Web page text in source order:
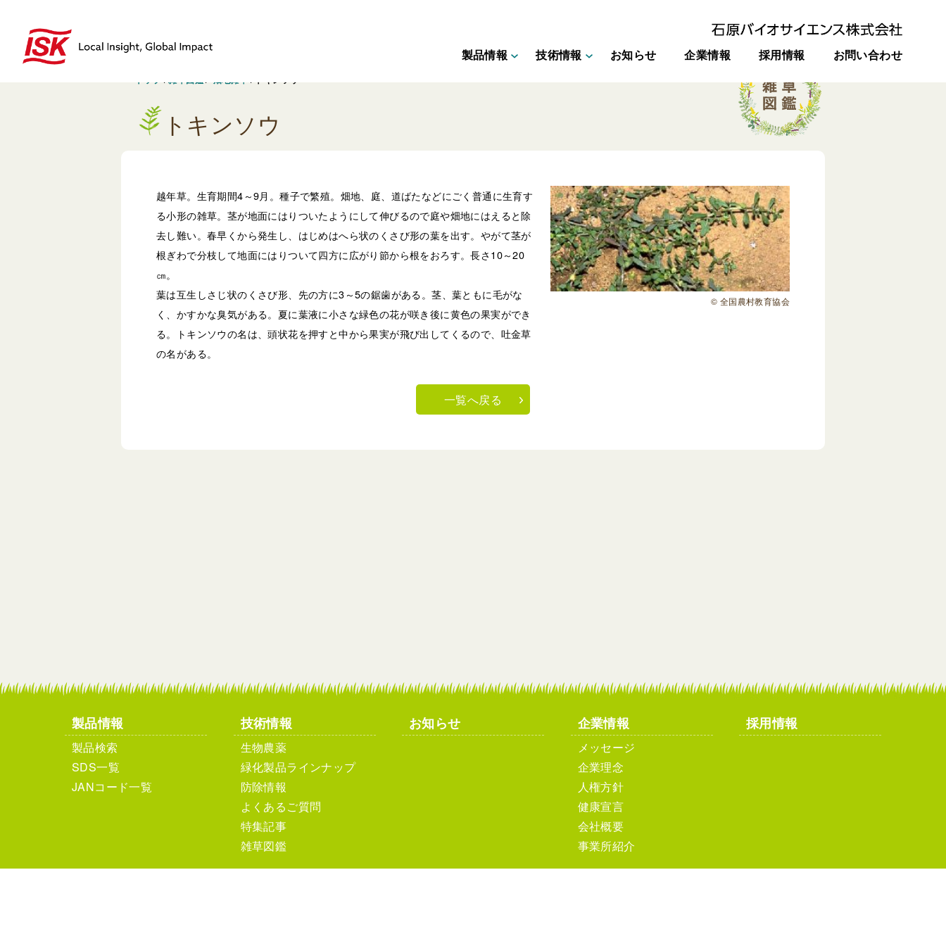
製品情報 技術情報 お知らせ 企業情報 採用情報 お問い合わせ
トップ /雑草図鑑/ 畑地雑草 / トキンソウ
トキンソウ
© 全国農村教育協会
越年草。生育期間4～9月。種子で繁殖。畑地、庭、道ばたなどにごく普通に生育す
る小形の雑草。茎が地面にはりついたようにして伸びるので庭や畑地にはえると除
去し難い。春早くから発生し、はじめはへら状のくさび形の葉を出す。やがて茎が
根ぎわで分枝して地面にはりついて四方に広がり節から根をおろす。長さ10～20
㎝。
葉は互生しさじ状のくさび形、先の方に3～5の鋸歯がある。茎、葉ともに毛がな
く、かすかな臭気がある。夏に葉液に小さな緑色の花が咲き後に黄色の果実ができ
る。トキンソウの名は、頭状花を押すと中から果実が飛び出してくるので、吐金草
の名がある。
一覧へ戻る
製品情報
製品検索
SDS一覧
JANコード一覧
技術情報
生物農薬
緑化製品ラインナップ
防除情報
よくあるご質問
特集記事
雑草図鑑
お知らせ 企業情報
メッセージ
企業理念
人権方針
健康宣言
会社概要
事業所紹介
採用情報